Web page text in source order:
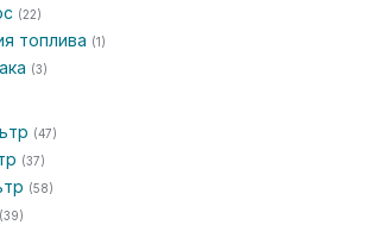
(22)
топлива (1)
(3)
(47)
(37)
(58)
(39)